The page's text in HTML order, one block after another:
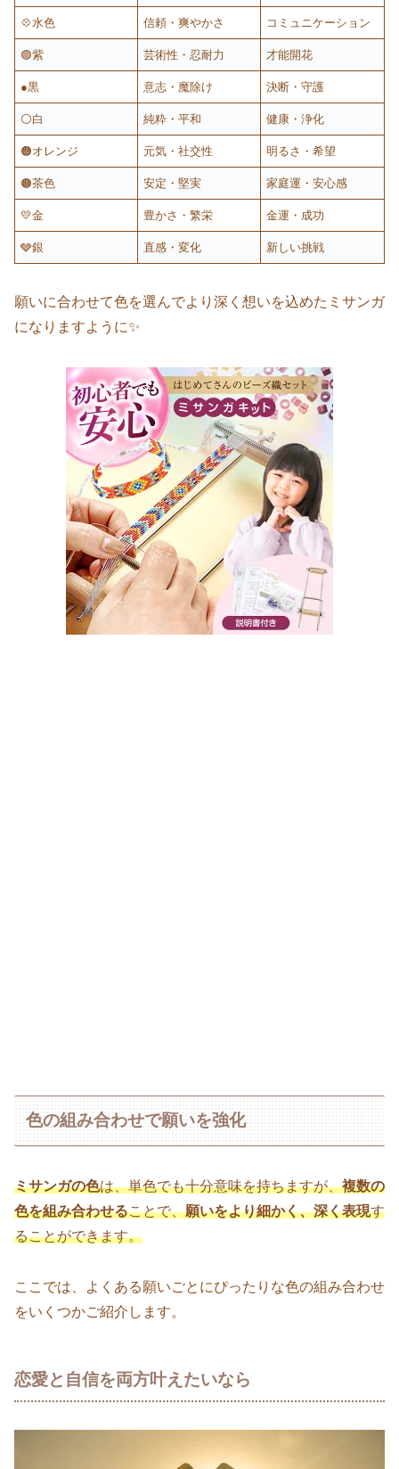
💠水色 信頼・爽やかさ コミュニケーション
🟣紫 芸術性・忍耐力 才能開花
●黒 意志・魔除け 決断・守護
⚪️白 純粋・平和 健康・浄化
🟠オレンジ 元気・社交性 明るさ・希望
🟤茶色 安定・堅実 家庭運・安心感
💛金 豊かさ・繁栄 金運・成功
🩶銀 直感・変化 新しい挑戦
願いに合わせて色を選んでより深く想いを込めたミサンガ
になりますように✨
色の組み合わせで願いを強化
ミサンガの色は、単色でも十分意味を持ちますが、複数の
色を組み合わせることで、願いをより細かく、深く表現す
ることができます。
ここでは、よくある願いごとにぴったりな色の組み合わせ
をいくつかご紹介します。
恋愛と自信を両方叶えたいなら